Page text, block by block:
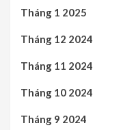
Tháng 1 2025
Tháng 12 2024
Tháng 11 2024
Tháng 10 2024
Tháng 9 2024